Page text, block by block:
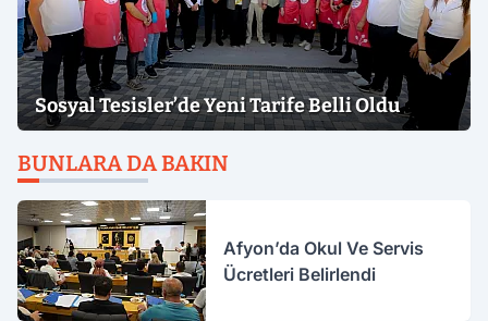
Sosyal Tesisler’de Yeni Tarife Belli Oldu
BUNLARA DA BAKIN
Afyon’da Okul Ve Servis
Ücretleri Belirlendi